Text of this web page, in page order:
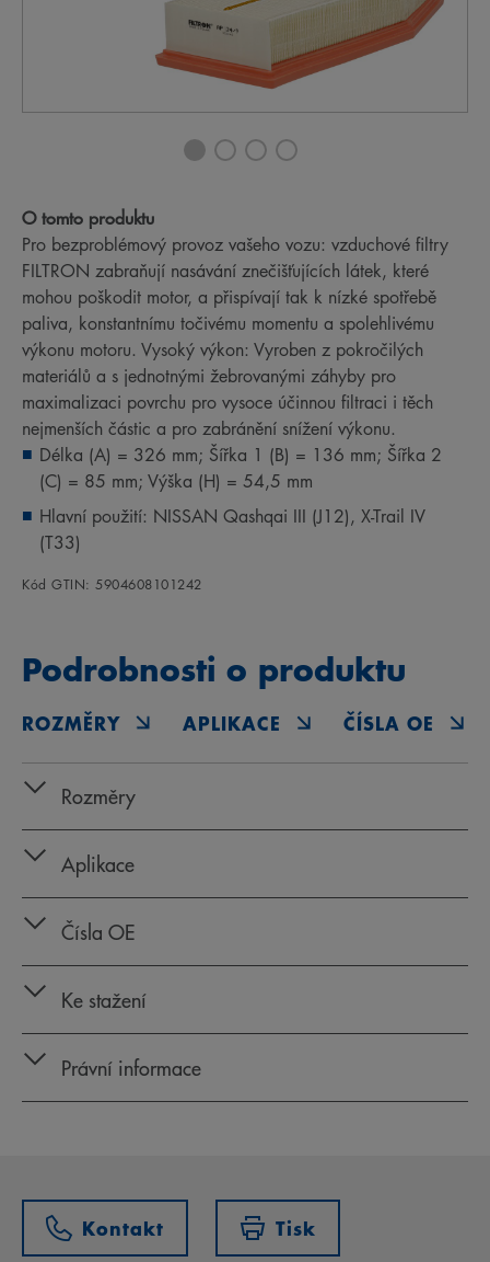
O tomto produktu
Pro bezproblémový provoz vašeho vozu: vzduchové filtry
FILTRON zabraňují nasávání znečišťujících látek, které
mohou poškodit motor, a přispívají tak k nízké spotřebě
paliva, konstantnímu točivému momentu a spolehlivému
výkonu motoru. Vysoký výkon: Vyroben z pokročilých
materiálů a s jednotnými žebrovanými záhyby pro
maximalizaci povrchu pro vysoce účinnou filtraci i těch
nejmenších částic a pro zabránění snížení výkonu.
Délka (A) = 326 mm; Šířka 1 (B) = 136 mm; Šířka 2
(C) = 85 mm; Výška (H) = 54,5 mm
Hlavní použití: NISSAN Qashqai III (J12), X-Trail IV
(T33)
Kód GTIN: 5904608101242
Podrobnosti o produktu
ROZMĚRY APLIKACE ČÍSLA OE
Rozměry
Aplikace
Čísla OE
Ke stažení
Právní informace
Kontakt Tisk